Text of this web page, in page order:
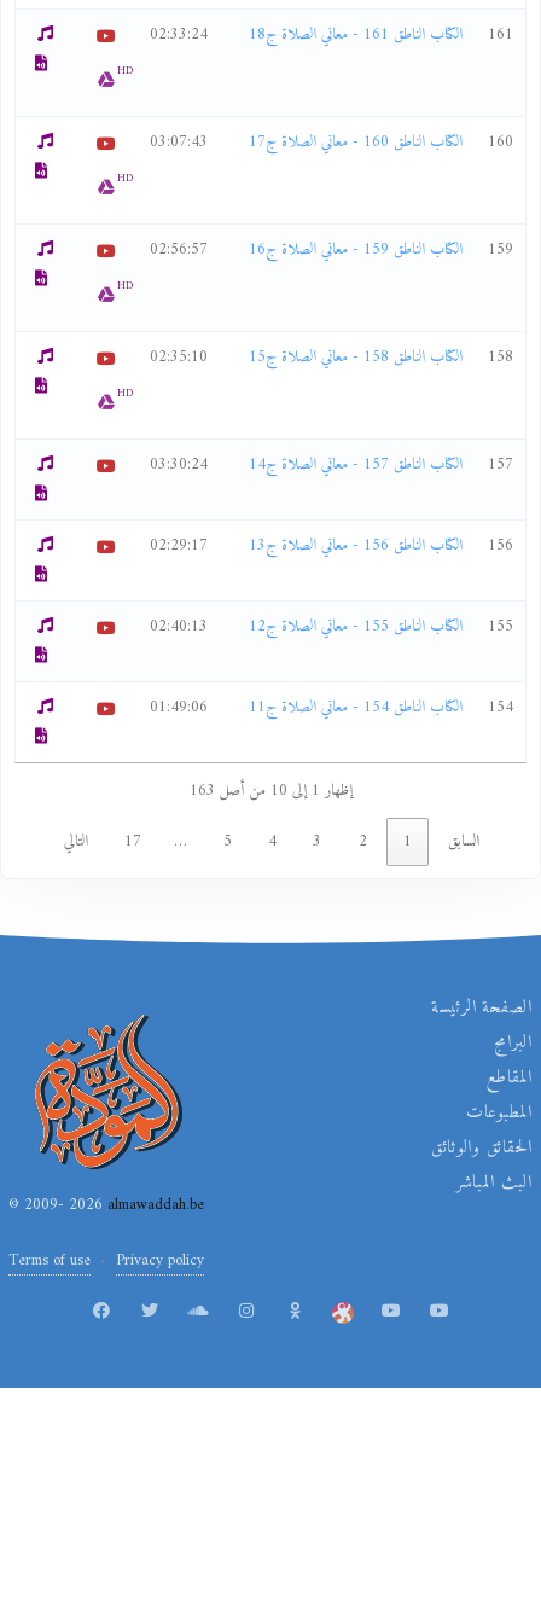
161 الكتاب الناطق 161 - معاني الصلاة ج18 02:33:24
HD
160 الكتاب الناطق 160 - معاني الصلاة ج17 03:07:43
HD
159 الكتاب الناطق 159 - معاني الصلاة ج16 02:56:57
HD
158 الكتاب الناطق 158 - معاني الصلاة ج15 02:35:10
HD
157 الكتاب الناطق 157 - معاني الصلاة ج14 03:30:24
156 الكتاب الناطق 156 - معاني الصلاة ج13 02:29:17
155 الكتاب الناطق 155 - معاني الصلاة ج12 02:40:13
154 الكتاب الناطق 154 - معاني الصلاة ج11 01:49:06
إظهار 1 إلى 10 من أصل 163
السابق
2
…
17 التالي
الصفحة الرئيسة
البرامج
المقاطع
المطبوعات
الحقائق والوثائق
البث المباشر
© 2009- 2026almawaddah.be
Terms of use Privacy policy